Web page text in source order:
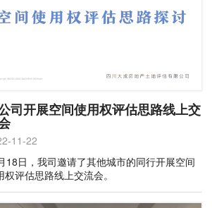
司开展空间使用权评估思路线上交
11-22
18日，我司邀请了其他城市的同行开展空间
权评估思路线上交流会。